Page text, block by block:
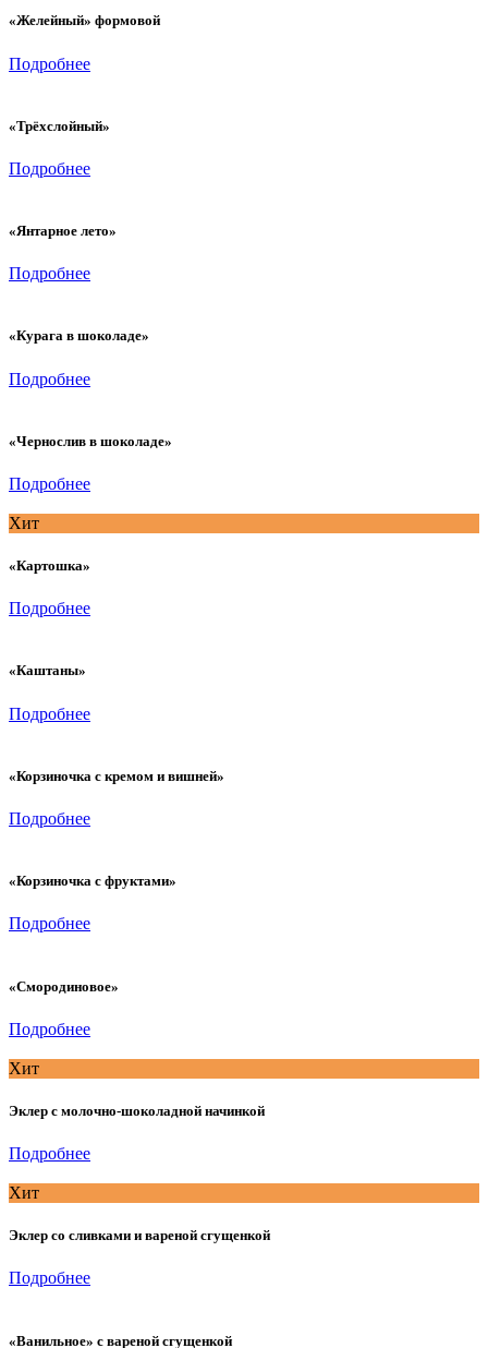
«Желейный» формовой
Подробнее
«Трёхслойный»
Подробнее
«Янтарное лето»
Подробнее
«Курага в шоколаде»
Подробнее
«Чернослив в шоколаде»
Подробнее
Хит
«Картошка»
Подробнее
«Каштаны»
Подробнее
«Корзиночка с кремом и вишней»
Подробнее
«Корзиночка с фруктами»
Подробнее
«Смородиновое»
Подробнее
Хит
Эклер с молочно-шоколадной начинкой
Подробнее
Хит
Эклер со сливками и вареной сгущенкой
Подробнее
«Ванильное» с вареной сгущенкой